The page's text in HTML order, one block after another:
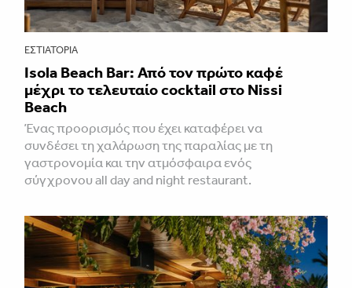
ΕΣΤΙΑΤΌΡΙΑ
Isola Beach Bar: Από τον πρώτο καφέ
μέχρι το τελευταίο cocktail στο Nissi
Beach
Ένας προορισμός που έχει καταφέρει να
συνδέσει τη χαλάρωση της παραλίας με τη
γαστρονομία και την ατμόσφαιρα ενός
σύγχρονου all day and night restaurant.